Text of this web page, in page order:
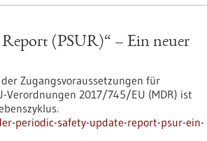
(PSUR)“ – Ein neuer
Zugangsvoraussetzungen für
Verordnungen 2017/745/EU (MDR) ist
periodic-safety-update-report-psur-ein-